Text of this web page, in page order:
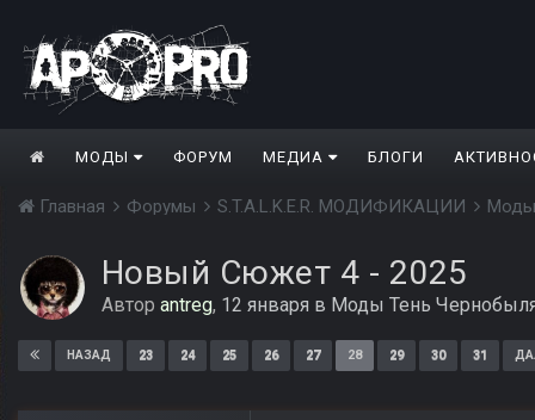
МОДЫ ФОРУМ МЕДИА БЛОГИ
Главная Форумы S.T.A.L.K.E.R. МОДИФИКАЦИИ
Новый Сюжет 4 - 2025
Автор antreg, 12 января в Моды Тень
НАЗАД 23 24 25 26 27 28 29 30 31